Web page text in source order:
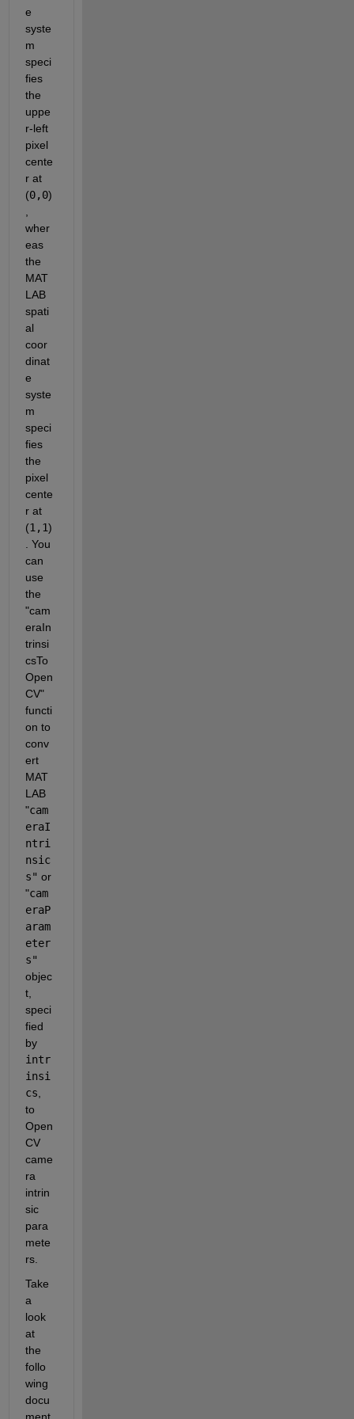
e
syste
m
speci
fies
the
uppe
r-left
pixel
cente
r at
(0,0)
wher
eas
the
MAT
LAB
spati
al
coor
dinat
e
syste
m
speci
fies
the
pixel
cente
r at
(1,1)
. You
can
use
the
"cam
eraIn
trinsi
csTo
Open
CV"
functi
on to
conv
ert
MAT
LAB
"cam
eraI
ntri
nsic
s" or
"cam
eraP
aram
eter
s"
objec
t,
speci
fied
by
intr
insi
cs
to
Open
CV
came
ra
intrin
sic
para
mete
rs.
Take
a
look
at
the
follo
wing
docu